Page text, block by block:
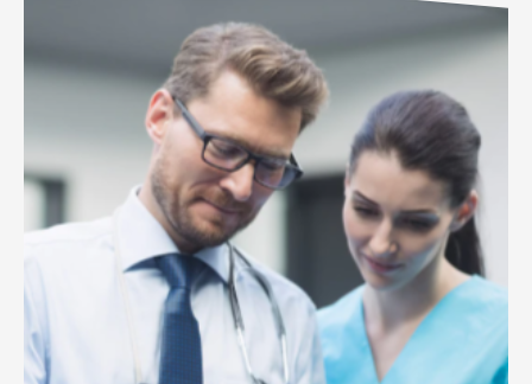
Розничная продажа
Позвольте уровень розничного управления товаром.
Это улучшит эффективность управления и снизит
стоимость в массовом масштабе.